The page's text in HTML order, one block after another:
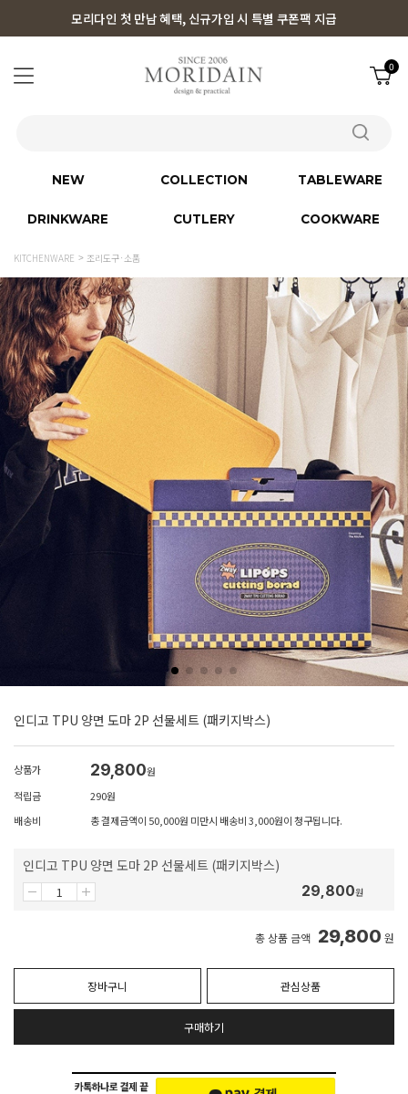
모리다인 첫 만남 혜택, 신규가입 시 특별 쿠폰팩 지급
0
NEW COLLECTION TABLEWARE
DRINKWARE CUTLERY COOKWARE
KITCHENWARE 조리도구·소품
인디고 TPU 양면 도마 2P 선물세트 (패키지박스)
상품가 29,800원
적립금
290원
배송비
총 결제금액이 50,000원 미만시 배송비 3,000원이 청구됩니다.
인디고 TPU 양면 도마 2P 선물세트 (패키지박스)
29,800원
총 상품 금액 29,800 원
장바구니 관심상품
구매하기